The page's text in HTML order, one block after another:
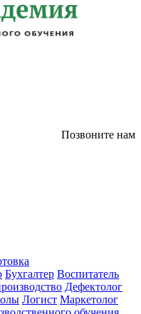
Позвоните нам
Бухгалтер Воспитатель
Дефектолог
Логист Маркетолог